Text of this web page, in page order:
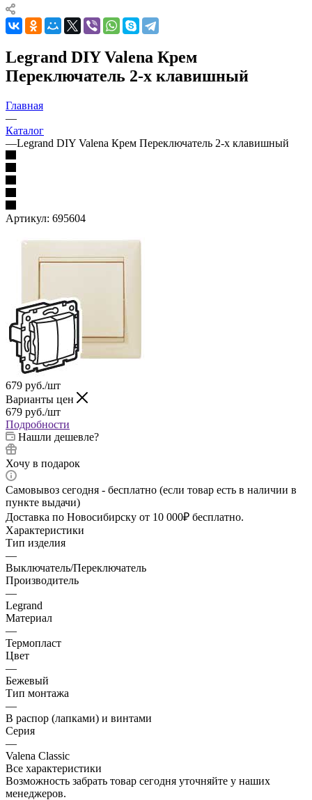
Legrand DIY Valena Крем
Переключатель 2-х клавишный
Главная
—
Каталог
—Legrand DIY Valena Крем Переключатель 2-х клавишный
Артикул: 695604
679 руб./шт
Варианты цен
679 руб./шт
Подробности
Нашли дешевле?
Хочу в подарок
Самовывоз сегодня - бесплатно (если товар есть в наличии в
пункте выдачи)
Доставка по Новосибирску от 10 000₽ бесплатно.
Характеристики
Тип изделия
—
Выключатель/Переключатель
Производитель
—
Legrand
Материал
—
Термопласт
Цвет
—
Бежевый
Тип монтажа
—
В распор (лапками) и винтами
Серия
—
Valena Classic
Все характеристики
Возможность забрать товар сегодня уточняйте у наших
менеджеров.